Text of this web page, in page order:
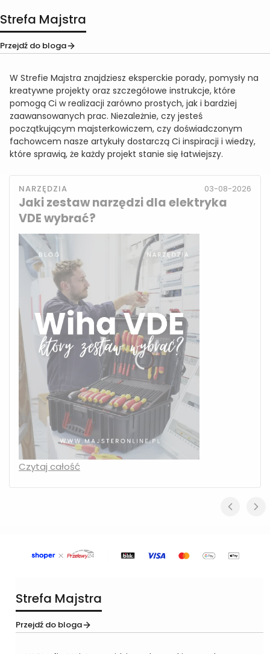
Strefa Majstra
Przejdź do bloga
W Strefie Majstra znajdziesz eksperckie porady, pomysły na
kreatywne projekty oraz szczegółowe instrukcje, które
pomogą Ci w realizacji zarówno prostych, jak i bardziej
zaawansowanych prac. Niezależnie, czy jesteś
początkującym majsterkowiczem, czy doświadczonym
fachowcem nasze artykuły dostarczą Ci inspiracji i wiedzy,
które sprawią, że każdy projekt stanie się łatwiejszy.
NARZĘDZIA 03-08-2026
Jaki zestaw narzędzi dla elektryka
VDE wybrać?
Czytaj całość
Strefa Majstra
Przejdź do bloga